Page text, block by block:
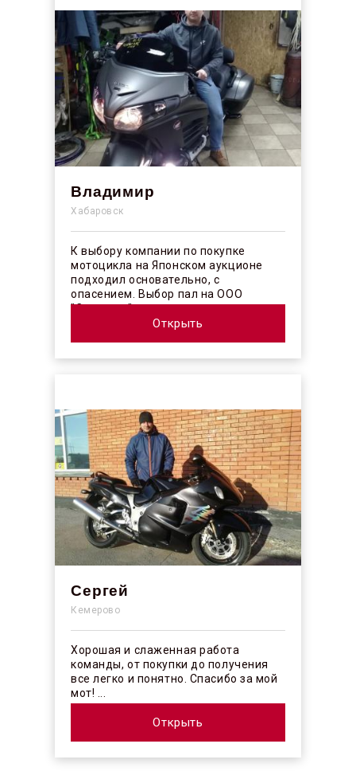
Владимир
Хабаровск
К выбору компании по покупке
мотоцикла на Японском аукционе
подходил основательно, с
опасением. Выбор пал на ООО
"Синергос" после изучения отзывов в
Открыть
Сергей
Кемерово
Хорошая и слаженная работа
команды, от покупки до получения
все легко и понятно. Спасибо за мой
мот! ...
Открыть